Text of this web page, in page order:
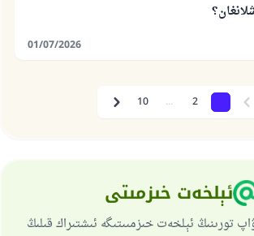
01/07/2026
Previous
2
...
10
Next
ئېلخەت خىزمىتى
تورىنىڭ ئېلخەت خىزمىىتىگە ئىشتىراك قىلىڭ